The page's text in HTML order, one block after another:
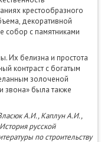
крестообразного
декоративной
собор с памятниками
Их белизна и простота
контраст с богатым
золоченой
звона» была также
А.И., Каплун А.И.,
русской
по строительству